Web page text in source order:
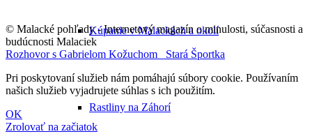
Kúpanie v Malackách a okolí
Rastliny na Záhorí
© Malacké pohľady - Internetový magazín o minulosti, súčasnosti a
budúcnosti Malaciek
Rozhovor s Gabrielom Kožuchom
Stará Športka
Pri poskytovaní služieb nám pomáhajú súbory cookie. Používaním
našich služieb vyjadrujete súhlas s ich použitím.
OK
Zrolovať na začiatok